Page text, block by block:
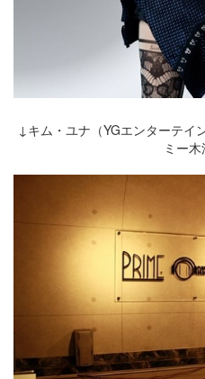
↓キム・ユナ（YGエンターテイ
ミー木